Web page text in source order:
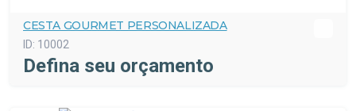
CESTA GOURMET PERSONALIZADA
ID: 10002
Defina seu orçamento